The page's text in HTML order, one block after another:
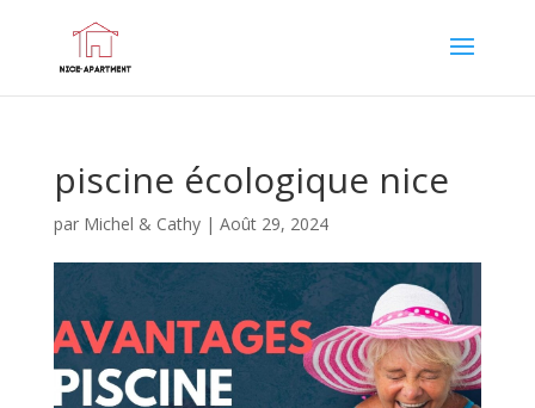
piscine écologique nice
par Michel & Cathy| Août 29, 2024